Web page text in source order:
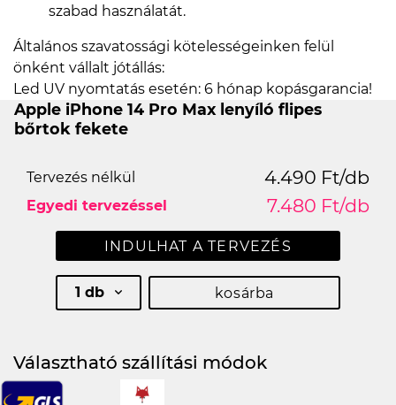
szabad használatát.
Általános szavatossági kötelességeinken felül
önként vállalt jótállás:
Led UV nyomtatás esetén: 6 hónap kopásgarancia!
Apple iPhone 14 Pro Max lenyíló flipes
bőrtok fekete
Tervezés nélkül 4.490 Ft/db
Egyedi tervezéssel 7.480 Ft/db
INDULHAT A TERVEZÉS
1 db kosárba
Választható szállítási módok